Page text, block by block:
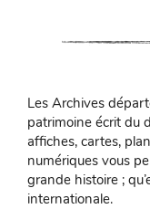
Les Archives
patrimoine écrit du
affiches, cartes,
numériques vous
grande histoire ;
internationale.